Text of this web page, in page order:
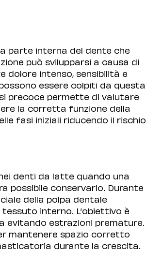
parte interna del dente che
può svilupparsi a causa di
dolore intenso, sensibilità e
essere colpiti da questa
precoce permette di valutare
la corretta funzione della
fasi iniziali riducendo il rischio
denti da latte quando una
possibile conservarlo. Durante
della polpa dentale
interno. L’obiettivo è
evitando estrazioni premature.
mantenere spazio corretto
durante la crescita.